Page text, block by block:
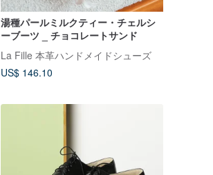
湯種パールミルクティー・チェルシ
ーブーツ _ チョコレートサンド
La Fille 本革ハンドメイドシューズ
US$ 146.10